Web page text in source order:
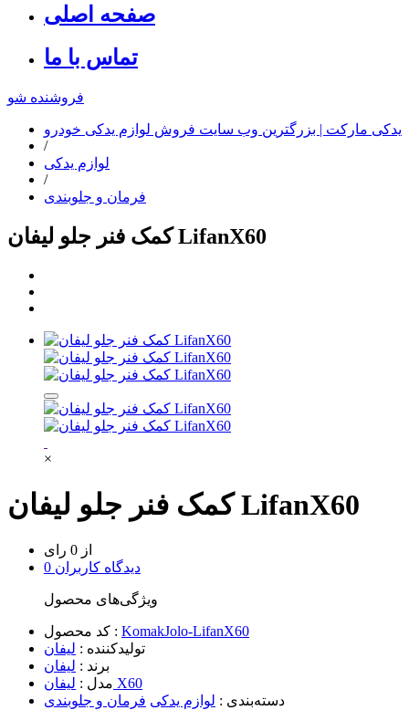
صفحه اصلی
تماس با ما
فروشنده شو
یدکی مارکت | بزرگترین وب سایت فروش لوازم یدکی خودرو
/
لوازم یدکی
/
فرمان و جلوبندی
کمک فنر جلو لیفان LifanX60
×
کمک فنر جلو لیفان LifanX60
از 0 رای
0 دیدگاه کاربران
ویژگی‌های محصول
کد محصول : KomakJolo-LifanX60
تولیدکننده : لیفان
برند : لیفان
مدل : لیفان X60
دسته‌بندی : لوازم یدکی فرمان و جلوبندی